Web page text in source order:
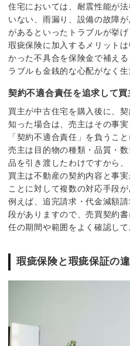
住宅においては、耐震性能が
いない、雨漏り、設備の故障
があるといったトラブルが挙げ
瑕疵保険に加入するメリット
かった不具合を保険金で補え
ラブルも金銭的な心配がなく
契約不適合責任を追求して買
買主が中古住宅を購入後に、
知った場合は、売主はその事
「契約不適合責任」を負うこと
売主は目的物の種類・品質・
品を引き渡したわけですから、
買主は不動産の契約内容と事
ことに対して複数の対応手段が
例えば、追完請求・代金減額
段がありますので、売買契約
任の期間や範囲をよく確認して
瑕疵保険と瑕疵保証の